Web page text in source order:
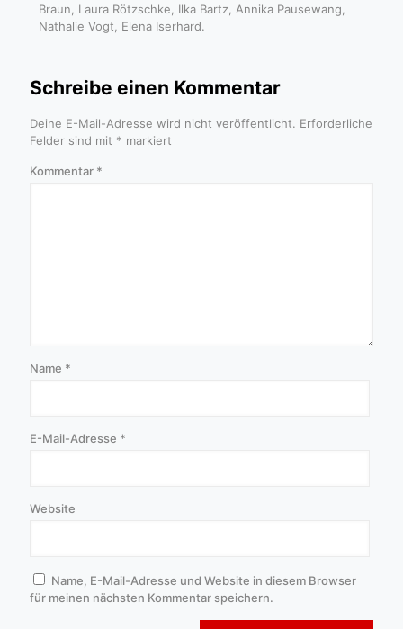
Braun, Laura Rötzschke, Ilka Bartz, Annika Pausewang,
Nathalie Vogt, Elena Iserhard.
Schreibe einen Kommentar
Deine E-Mail-Adresse wird nicht veröffentlicht. Erforderliche
Felder sind mit * markiert
Kommentar *
Name *
E-Mail-Adresse *
Website
Name, E-Mail-Adresse und Website in diesem Browser
für meinen nächsten Kommentar speichern.